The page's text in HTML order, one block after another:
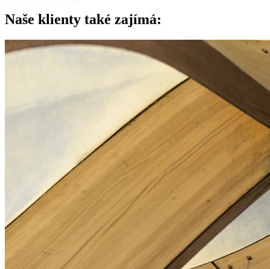
Naše klienty také zajímá: